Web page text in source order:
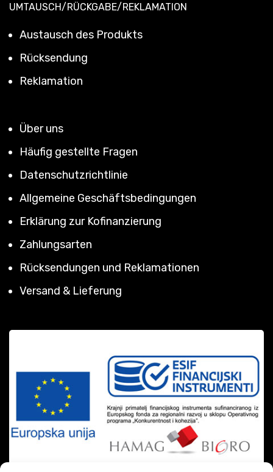
UMTAUSCH/RÜCKGABE/REKLAMATION
Austausch des Produkts
Rücksendung
Reklamation
Über uns
Häufig gestellte Fragen
Datenschutzrichtlinie
Allgemeine Geschäftsbedingungen
Erklärung zur Kofinanzierung
Zahlungsarten
Rücksendungen und Reklamationen
Versand & Lieferung